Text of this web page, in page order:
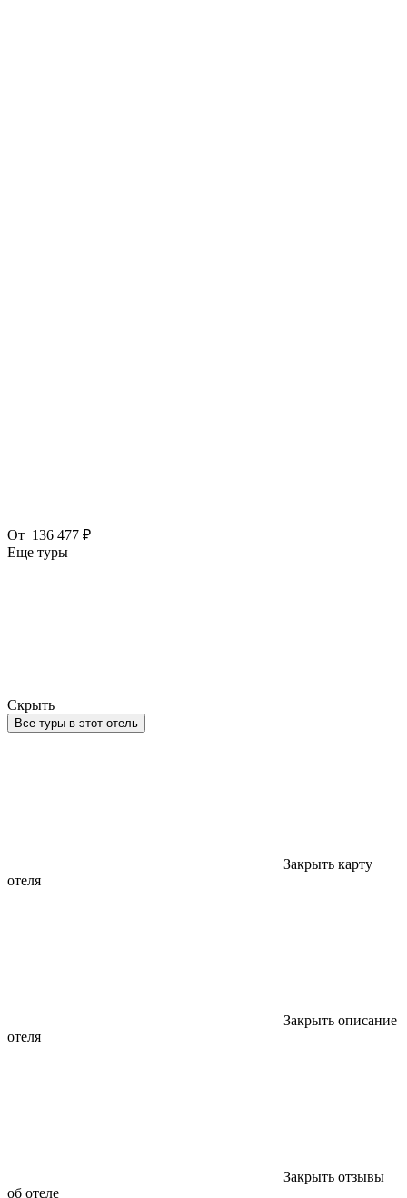
От 136 477 ₽
Еще туры
Скрыть
Все туры в этот отель
Закрыть карту
отеля
Закрыть описание
отеля
Закрыть отзывы
об отеле